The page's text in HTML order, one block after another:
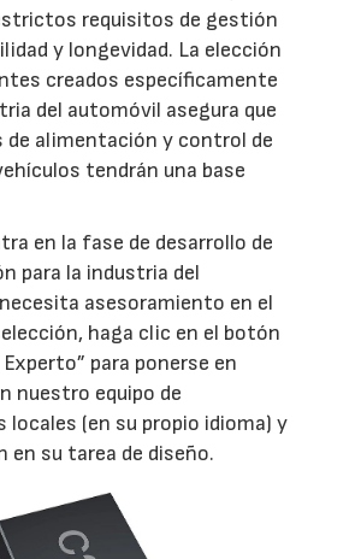
requisitos de gestión
y longevidad. La elección
creados específicamente
del automóvil asegura que
de alimentación y control de
tendrán una base
en la fase de desarrollo de
para la industria del
asesoramiento en el
haga clic en el botón
para ponerse en
nuestro equipo de
locales (en su propio idioma) y
en su tarea de diseño.